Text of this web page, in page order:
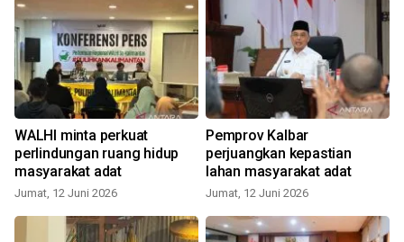
WALHI minta perkuat
perlindungan ruang hidup
masyarakat adat
Jumat, 12 Juni 2026
Pemprov Kalbar
perjuangkan kepastian
lahan masyarakat adat
Jumat, 12 Juni 2026